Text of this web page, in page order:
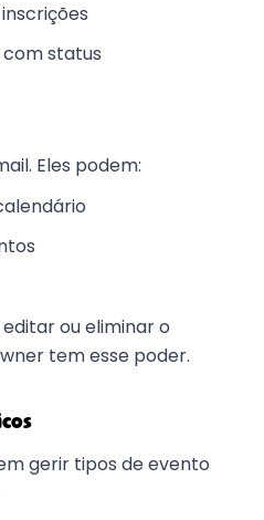
status
Eles podem:
ou eliminar o
tem esse poder.
gerir tipos de evento